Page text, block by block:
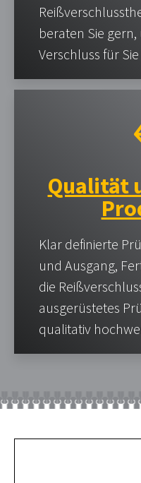
beraten Sie
Verschluss für
Qualität
Klar definierte
und Ausgang,
die
ausgerüstetes
qualitativ